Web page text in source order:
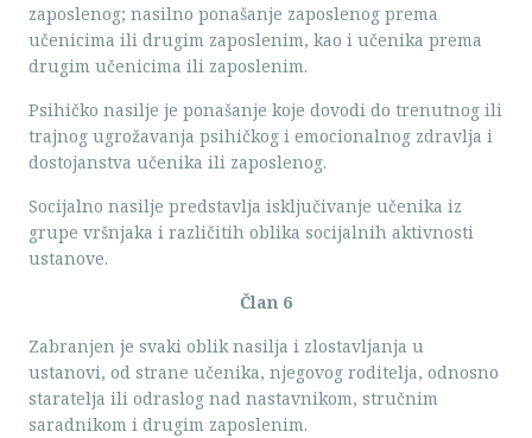
zaposlenog; nasilno ponašanje zaposlenog prema
učenicima ili drugim zaposlenim, kao i učenika prema
drugim učenicima ili zaposlenim.
Psihičko nasilje je ponašanje koje dovodi do trenutnog ili
trajnog ugrožavanja psihičkog i emocionalnog zdravlja i
dostojanstva učenika ili zaposlenog.
Socijalno nasilje predstavlja isključivanje učenika iz
grupe vršnjaka i različitih oblika socijalnih aktivnosti
ustanove.
Član 6
Zabranjen je svaki oblik nasilja i zlostavljanja u
ustanovi, od strane učenika, njegovog roditelja, odnosno
staratelja ili odraslog nad nastavnikom, stručnim
saradnikom i drugim zaposlenim.